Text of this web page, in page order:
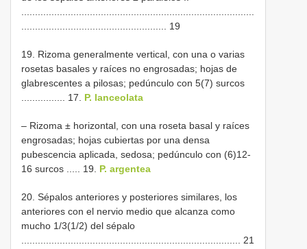
..................................................... 19
19. Rizoma generalmente vertical, con una o varias
rosetas basales y raíces no engrosadas; hojas de
glabrescentes a pilosas; pedúnculo con 5(7) surcos
................ 17. P. lanceolata
– Rizoma ± horizontal, con una roseta basal y raíces
engrosadas; hojas cubiertas por una densa
pubescencia aplicada, sedosa; pedúnculo con (6)12-
16 surcos ..... 19. P. argentea
20. Sépalos anteriores y posteriores similares, los
anteriores con el nervio medio que alcanza como
mucho 1/3(1/2) del sépalo
................................................................................ 21